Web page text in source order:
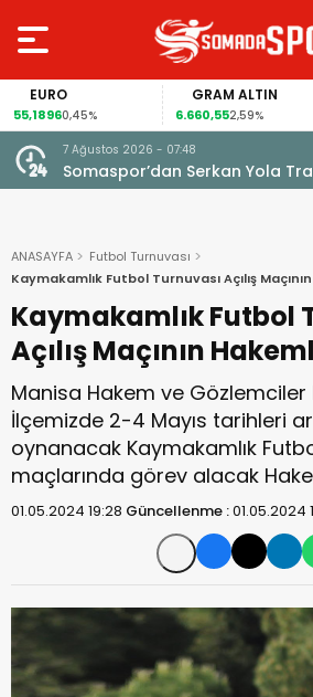
EURO
55,18960,45%
GRAM ALTIN
6.660,552,59%
7 Ağustos 2026 - 07:48
Somaspor’dan Serkan Yola
ANASAYFA
Futbol Turnuvası
Kaymakamlık Futbol Turnuvası Açılış
Kaymakamlık Futbol
Açılış Maçının
Manisa Hakem ve Gözlemciler
İlçemizde 2-4 Mayıs tarihleri
oynanacak Kaymakamlık
maçlarında görev alacak
01.05.2024 19:28 Güncellenme :01.05.2024